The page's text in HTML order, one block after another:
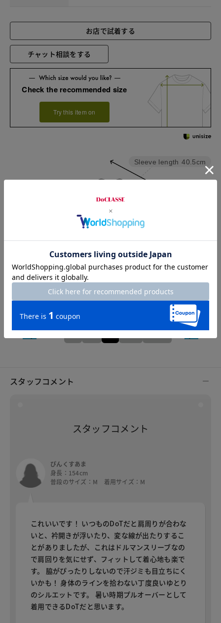
お店で試着する
チャット相談をする
Check the recommended size
Try this item on
Sleeve length 40.5cm
Length 58cm
S M L XL XXL
スタッフコメント
スタッフコメント
ぴんくすあま
身長：154cm
普段のサイズ：M 着用サイズ：M
これいいです！ いつものDoTだと肩周りが合わな
いと、衿開きが浮いたり、変な線が出たりするこ
とがありましたが、これはドルマンスリーブなの
で肩回りを気にせず、フィットして着心地も楽で
す。 脇がぴったりしないので汗ジミも目立ちにく
いかも！ 身体のラインを拾わない丁度良いゆとり
のシルエットです。 暑い時期プルオーバーとして
着用できるDoTだと思います。